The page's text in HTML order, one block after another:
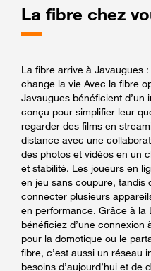
La fibre chez
La fibre arrive à Javaugues
change la vie Avec la fibre
Javaugues bénéficient d’un
conçu pour simplifier leur
regarder des films en
distance avec une
des photos et vidéos en un
et stabilité. Les joueurs en
en jeu sans coupure, tandis
connecter plusieurs
en performance. Grâce à la
bénéficiez d’une connexion
pour la domotique ou le
fibre, c’est aussi un réseau
besoins d’aujourd’hui et de